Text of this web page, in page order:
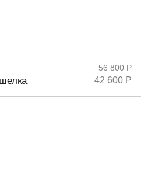
56 800 Р
42 600 Р